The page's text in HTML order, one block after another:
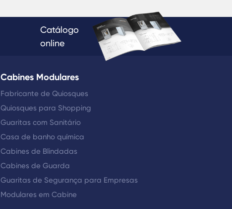
Catálogo
online
Cabines Modulares
Fabricante de Quiosques
Quiosques para Shopping
Guaritas com Sanitário
Casa de banho química
Cabines de Blindadas
Cabines de Guarda
Guaritas de Segurança para Empresas
Modulares em Cabine